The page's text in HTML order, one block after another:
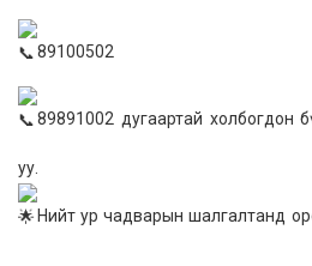
89100502
89891002 дугаартай холбогдон
уу.
Нийт ур чадварын шалгалтанд